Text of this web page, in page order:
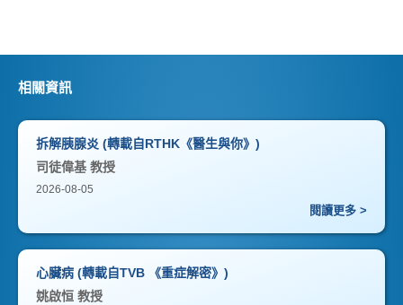
相關資訊
拆解胰腺炎 (轉載自RTHK《醫生與你》)
司徒偉基 教授
2026-08-05
閱讀更多 >
心臟病 (轉載自TVB 《重症解密》)
姚啟恒 教授